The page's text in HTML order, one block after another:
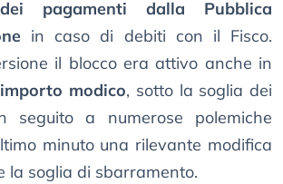
pagamenti dalla Pubblica
in caso di debiti con il Fisco.
il blocco era attivo anche in
modico, sotto la soglia dei
seguito a numerose polemiche
minuto una rilevante modifica
la soglia di sbarramento.